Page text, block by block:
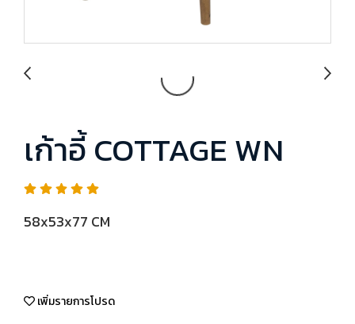
เก้าอี้ COTTAGE WN
58x53x77 CM
เพิ่มรายการโปรด